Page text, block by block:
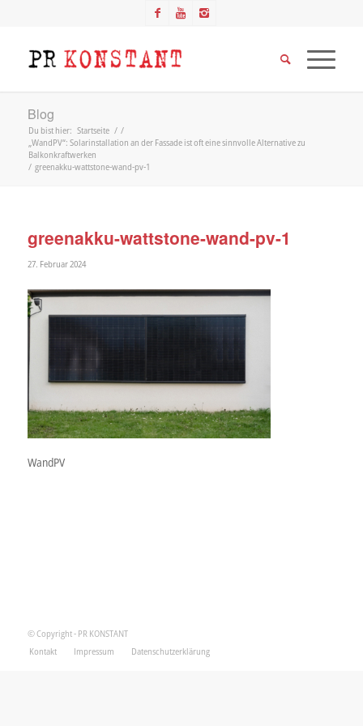
Blog
Du bist hier: Startseite / /
„WandPV“: Solarinstallation an der Fassade ist oft eine sinnvolle Alternative zu
Balkonkraftwerken
/ greenakku-wattstone-wand-pv-1
greenakku-wattstone-wand-pv-1
27. Februar 2024
WandPV
© Copyright - PR KONSTANT
Kontakt
Impressum Datenschutzerklärung